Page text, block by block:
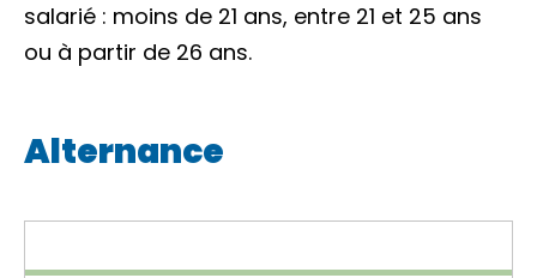
salarié : moins de 21 ans, entre 21 et 25 ans
ou à partir de 26 ans.
Alternance